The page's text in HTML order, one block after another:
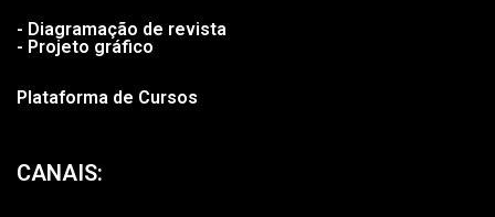
- Diagramação de revista
- Projeto gráfico
Plataforma de Cursos
CANAIS: